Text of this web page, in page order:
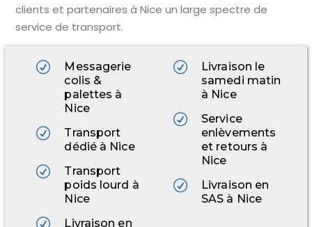
clients et partenaires à Nice un large spectre de
service de transport.
Messagerie
colis &
palettes à
Nice
Transport
dédié à Nice
Transport
poids lourd à
Nice
Livraison en
Livraison le
samedi matin
à Nice
Service
enlèvements
et retours à
Nice
Livraison en
SAS à Nice